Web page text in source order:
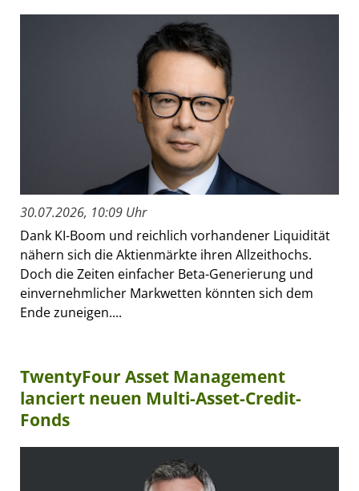
30.07.2026, 10:09 Uhr
Dank KI-Boom und reichlich vorhandener Liquidität
nähern sich die Aktienmärkte ihren Allzeithochs.
Doch die Zeiten einfacher Beta-Generierung und
einvernehmlicher Markwetten könnten sich dem
Ende zuneigen....
TwentyFour Asset Management
lanciert neuen Multi-Asset-Credit-
Fonds